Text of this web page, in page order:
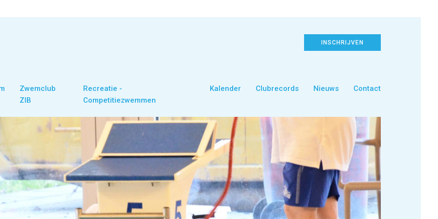
INSCHRIJVEN
Zwemclub
ZIB
Recreatie -
Competitiezwemmen
Kalender Clubrecords Nieuws Contact